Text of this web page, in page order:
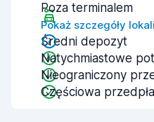
Poza terminalem
Pokaż szczegóły
Średni depozyt
Natychmiastowe
Nieograniczony
Częściowa